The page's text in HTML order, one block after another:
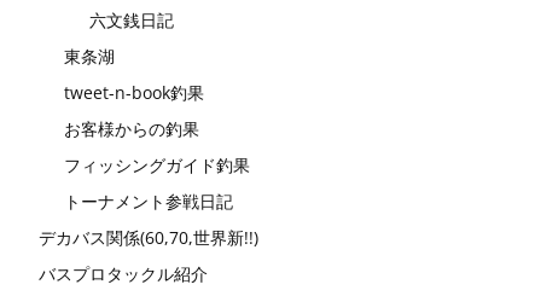
六文銭日記
東条湖
tweet-n-book釣果
お客様からの釣果
フィッシングガイド釣果
トーナメント参戦日記
デカバス関係(60,70,世界新!!)
バスプロタックル紹介